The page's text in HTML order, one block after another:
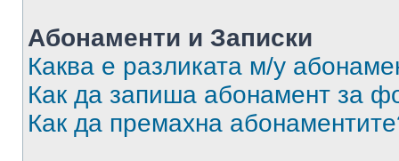
Абонаменти и Записки
Каква е разликата м/у
Как да запиша абонамент за
Как да премахна